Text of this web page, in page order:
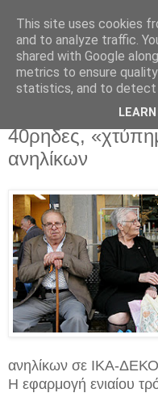
Δευτέρα 5 Οκτωβρίου
«Μαχαίρι» στις
40ρηδες,
ανηλίκων
ανηλίκων σε ΙΚΑ-
Η εφαρμογή ενιαίου
This site uses cookies
and to analyze traffic.
shared with Google
metrics to ensure
statistics, and to detect